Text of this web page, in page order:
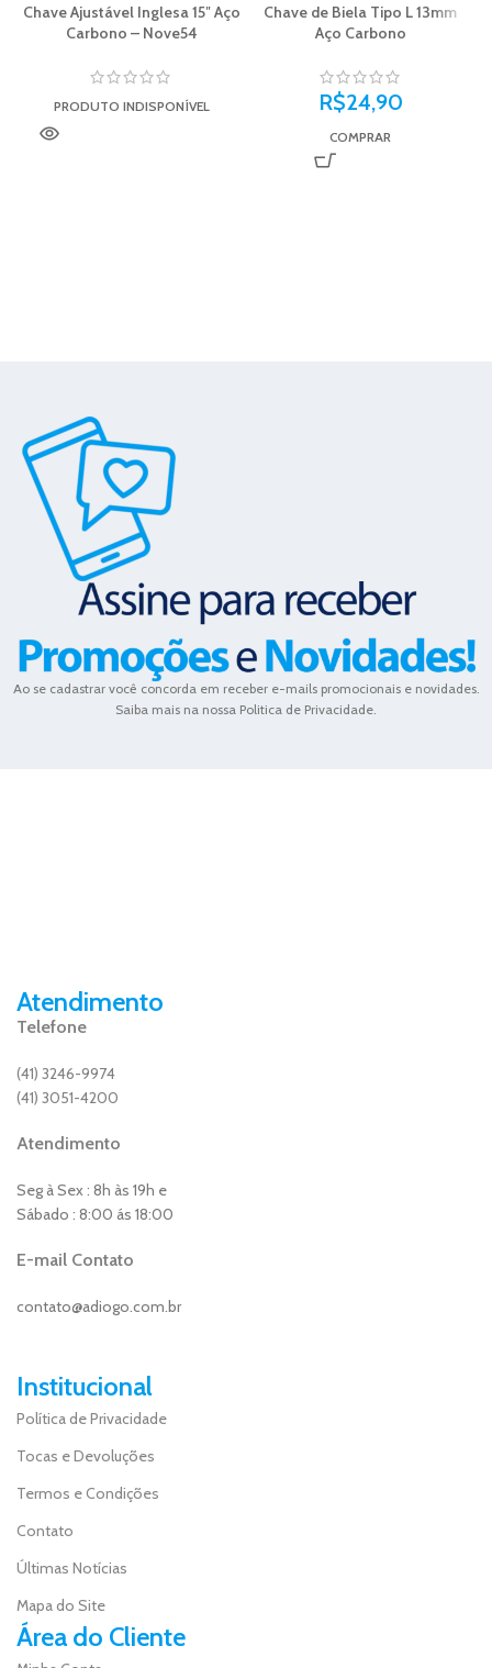
Chave Ajustável Inglesa 15″ Aço
Carbono – Nove54
PRODUTO INDISPONÍVEL
Chave de Biela Tipo L 13mm
Aço Carbono
R$24,90
COMPRAR
Ao se cadastrar você concorda em receber e-mails promocionais e novidades.
Saiba mais na nossa Politica de Privacidade.
Atendimento
Telefone
(41) 3246-9974
(41) 3051-4200
Atendimento
Seg à Sex : 8h às 19h e
Sábado : 8:00 ás 18:00
E-mail Contato
contato@adiogo.com.br
Institucional
Política de Privacidade
Tocas e Devoluções
Termos e Condições
Contato
Últimas Notícias
Mapa do Site
Área do Cliente